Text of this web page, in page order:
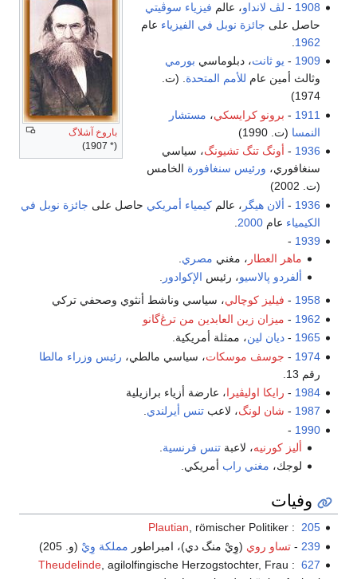
باروخ آشلاگ
(* 1907)
1908
- لڤ لانداو، عالم فيزياء سوڤيتي
حاصل على جائزة نوبل في الفيزياء عام
1962
1909
- يو ثانت، دبلوماسي بورمي
وثالث أمين عام للأمم المتحدة. (ت.
1974)
1911
- برونو كرايسكي، مستشار
النمسا (ت. 1990)
1936
- أونگ تنگ تشيونگ، سياسي
سنغافوري، ورئيس سنغافورة الخامس
(ت. 2002)
1936
- ألان هيگر ، عالمكيمياء أمريكي حاصل على جائزة نوبل في
الكيمياء عام2000
1939
-
ماهر العطار ، مغني مصري
ألفردو پالاسيو، رئيس الإكوادور .
1958
- فيليز كوچالي، سياسي وناشط أنثوي وصحفي تركي
1962
- ميزان زين العابدين من ترڠ‌گانو
1965
-ديان لين، ممثلة أمريكية.
1974
- جوسف موسكات، سياسي مالطي، رئيس وزراء مالطا
رقم 13.
1984
- رايكا اوليڤيرا، عارضة أزياء برازيلية
1987
- شان لونگ، لاعبتنس أيرلندي.
1990
-
أليز كورنيه، لاعبة تنس فرنسية
لوجك، مغني راب أمريكي.
وفيات
205
:
Plautian, römischer Politiker
239
-تساو روي (وِيْ منگ دي)، امبراطور مملكة وِيْ (و. 205)
627
:
Theudelinde, agilolfingische Herzogstochter, Frau